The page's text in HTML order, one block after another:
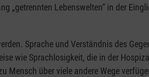
„getrennten Lebenswelten“ in der
Sprache und Verständnis des
wie Sprachlosigkeit, die in der
über viele andere Wege